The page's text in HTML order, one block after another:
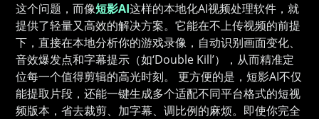
这个问题，而像短影AI这样的本地化AI视频处理软件，就
提供了轻量又高效的解决方案。它能在不上传视频的前提
下，直接在本地分析你的游戏录像，自动识别画面变化、
音效爆发点和字幕提示（如‘Double Kill’），从而精准定
位每一个值得剪辑的高光时刻。 更方便的是，短影AI不仅
能提取片段，还能一键生成多个适配不同平台格式的短视
频版本，省去裁剪、加字幕、调比例的麻烦。即使你完全